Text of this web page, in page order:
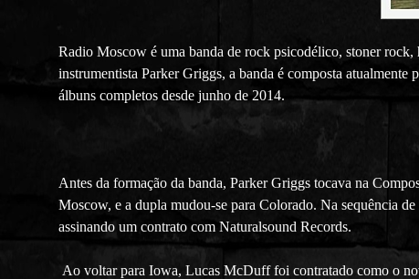
Radio Moscow é uma banda de rock psicodélico, stoner
instrumentista Parker Griggs, a banda é composta
álbuns completos desde junho de 2014.
Antes da formação da banda, Parker Griggs tocava na
Moscow, e a dupla mudou-se para Colorado. Na sequência
assinando um contrato com Naturalsound Records.
Ao voltar para Iowa, Lucas McDuff foi contratado como o